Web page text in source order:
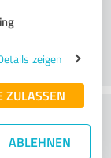
zeigen
ZULASSEN
ABLEHNEN